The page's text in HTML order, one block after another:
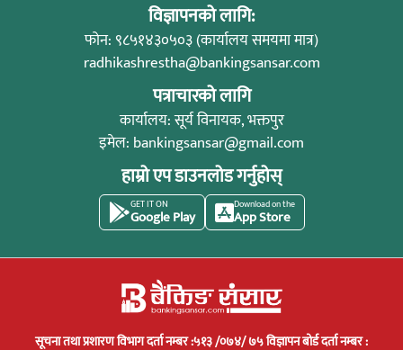
विज्ञापनको लागि:
फोन: ९८५१४३०५०३ (कार्यालय समयमा मात्र)
radhikashrestha@bankingsansar.com
पत्राचारको लागि
कार्यालय: सूर्य विनायक, भक्तपुर
इमेल: bankingsansar@gmail.com
हाम्रो एप डाउनलोड गर्नुहोस्
GET IT ON
Google Play
Download on the
App Store
सूचना तथा प्रशारण विभाग दर्ता नम्बर :५१३ /०७४/ ७५ विज्ञापन बोर्ड दर्ता नम्बर :